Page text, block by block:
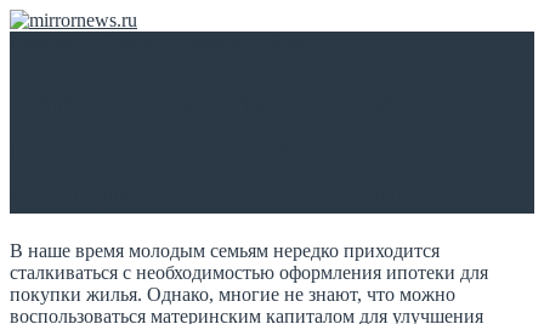
В наше время молодым семьям нередко приходится
сталкиваться с необходимостью оформления ипотеки для
покупки жилья. Однако, многие не знают, что можно
воспользоваться материнским капиталом для улучшения